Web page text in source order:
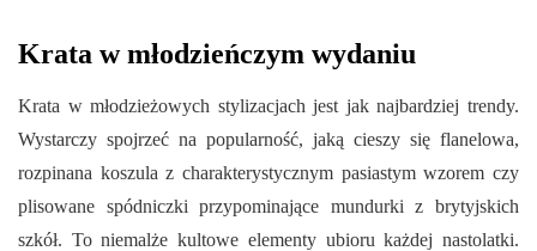
Krata w młodzieńczym wydaniu
Krata w młodzieżowych stylizacjach jest jak najbardziej trendy.
Wystarczy spojrzeć na popularność, jaką cieszy się flanelowa,
rozpinana koszula z charakterystycznym pasiastym wzorem czy
plisowane spódniczki przypominające mundurki z brytyjskich
szkół. To niemalże kultowe elementy ubioru każdej nastolatki.